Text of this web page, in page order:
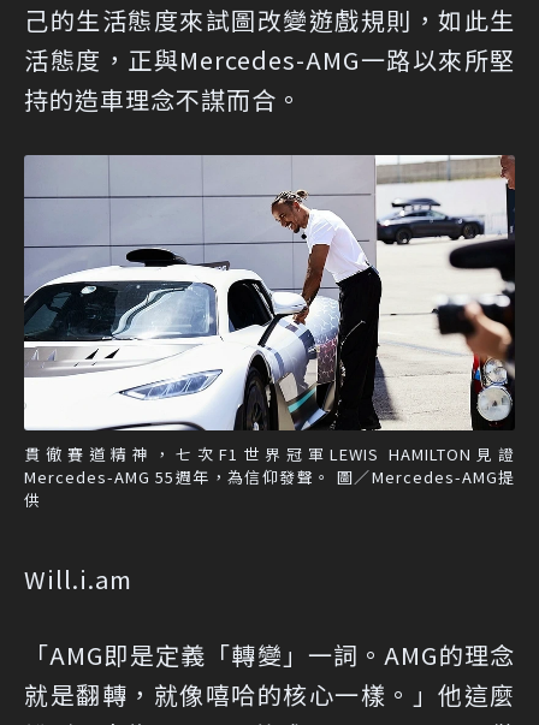
己的生活態度來試圖改變遊戲規則，如此生
活態度，正與Mercedes-AMG一路以來所堅
持的造車理念不謀而合。
貫徹賽道精神，七次F1世界冠軍LEWIS HAMILTON見證
Mercedes-AMG 55週年，為信仰發聲。 圖／Mercedes-AMG提
供
Will.i.am
「AMG即是定義「轉變」一詞。AMG的理念
就是翻轉，就像嘻哈的核心一樣。」他這麼